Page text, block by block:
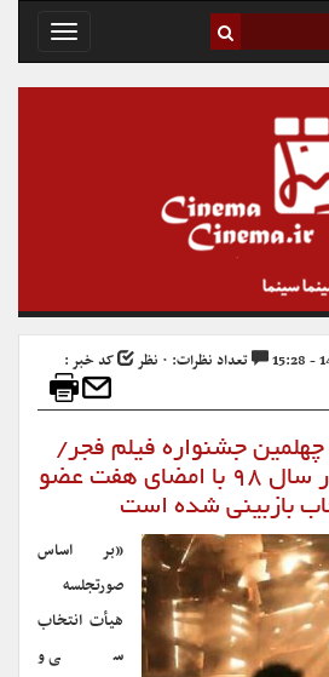
Toggle
تعداد نظرات: ۰ نظر
کد خبر :
چهلمین جشنواره فیلم فجر/
«قاتل و وحشی» در سال ۹۸ با امضای هفت عضو
بازبینی شده است
«بر اساس
صورتجلسه
هیأت انتخاب
سی و